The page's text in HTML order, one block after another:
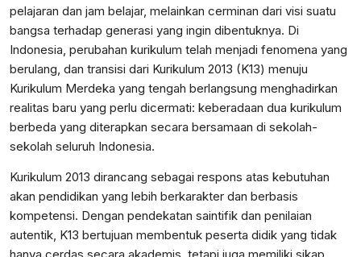
pelajaran dan jam belajar, melainkan cerminan dari visi suatu
bangsa terhadap generasi yang ingin dibentuknya. Di
Indonesia, perubahan kurikulum telah menjadi fenomena yang
berulang, dan transisi dari Kurikulum 2013 (K13) menuju
Kurikulum Merdeka yang tengah berlangsung menghadirkan
realitas baru yang perlu dicermati: keberadaan dua kurikulum
berbeda yang diterapkan secara bersamaan di sekolah-
sekolah seluruh Indonesia.
Kurikulum 2013 dirancang sebagai respons atas kebutuhan
akan pendidikan yang lebih berkarakter dan berbasis
kompetensi. Dengan pendekatan saintifik dan penilaian
autentik, K13 bertujuan membentuk peserta didik yang tidak
hanya cerdas secara akademis, tetapi juga memiliki sikap